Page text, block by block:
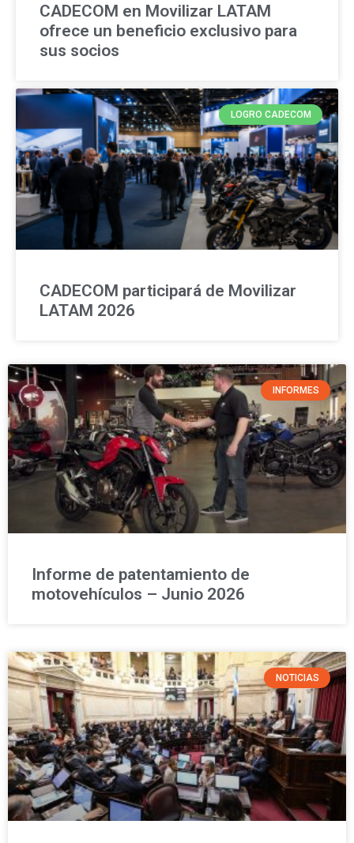
CADECOM en Movilizar LATAM
ofrece un beneficio exclusivo para
sus socios
LOGRO CADECOM
CADECOM participará de Movilizar
LATAM 2026
INFORMES
Informe de patentamiento de
motovehículos – Junio 2026
NOTICIAS